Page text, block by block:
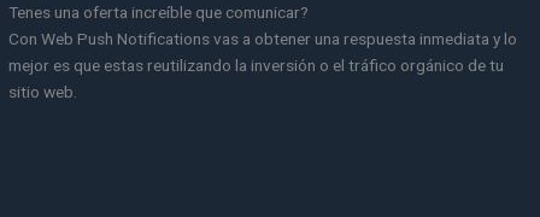
Tenes una oferta increíble que comunicar?
Con Web Push Notifications vas a obtener una respuesta inmediata y lo
mejor es que estas reutilizando la inversión o el tráfico orgánico de tu
sitio web.